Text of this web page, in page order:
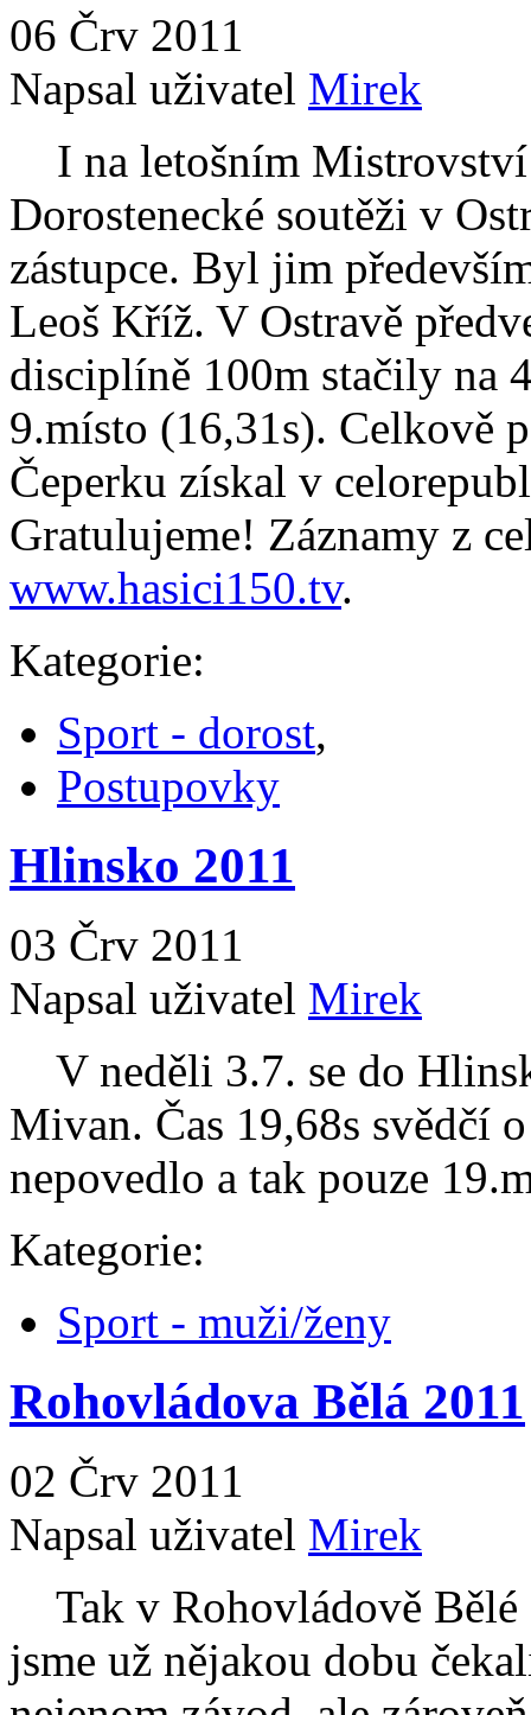
06 Črv 2011
Napsal uživatel Mirek
I na letošním Mistrovství
Dorostenecké soutěži v
zástupce. Byl jim
Leoš Kříž. V Ostravě
disciplíně 100m stačily na
9.místo (16,31s). Celkově
Čeperku získal v
Gratulujeme! Záznamy z
www.hasici150.tv.
Kategorie:
Sport - dorost,
Postupovky
Hlinsko 2011
03 Črv 2011
Napsal uživatel Mirek
V neděli 3.7. se do
Mivan. Čas 19,68s svědčí
nepovedlo a tak pouze
Kategorie:
Sport - muži/ženy
Rohovládova Bělá 2011
02 Črv 2011
Napsal uživatel Mirek
Tak v Rohovládově Bělé
jsme už nějakou dobu